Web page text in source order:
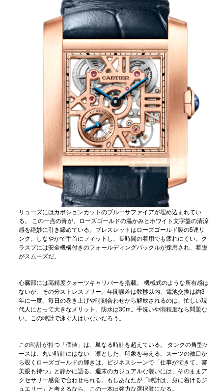
リューズにはカボションカットのブルーサファイアが埋め込まれてい
る。 この一点の青が、ローズゴールドの温かみとホワイト文字盤の清涼
感を絶妙に引き締めている。ブレスレットはローズゴールド製の5連リ
ンク。しなやかで手首にフィットし、長時間の着用でも疲れにくい。ク
ラスプには安全機構付きのフォールディングバックルが採用され、着脱
がスムーズだ。
心臓部には高精度クォーツキャリバーを搭載。 機械式のような所有感は
ないが、その分ストレスフリー。年間誤差は数秒以内、電池交換は約3
年に一度。毎日の巻き上げや時刻合わせから解放されるのは、忙しい現
代人にとって大きなメリット。防水は30m。手洗いや雨程度なら問題な
い。この時計で泳ぐ人はいないだろう。
この時計が持つ「価値」は、単なる時計を超えている。 タンクの角型ケ
ースは、丸い時計にはない「凛とした」印象を与える。スーツの袖口か
ら覗くローズゴールドの輝きは、ビジネスシーンで「仕事ができて、審
美眼も持つ」と静かに語る。週末のカジュアルな装いには、そのままア
クセサリー感覚で合わせられる。もしあなたが「時計は、身に着けるジ
ュエリー」と考えるなら、この一本は強力な選択肢になる。